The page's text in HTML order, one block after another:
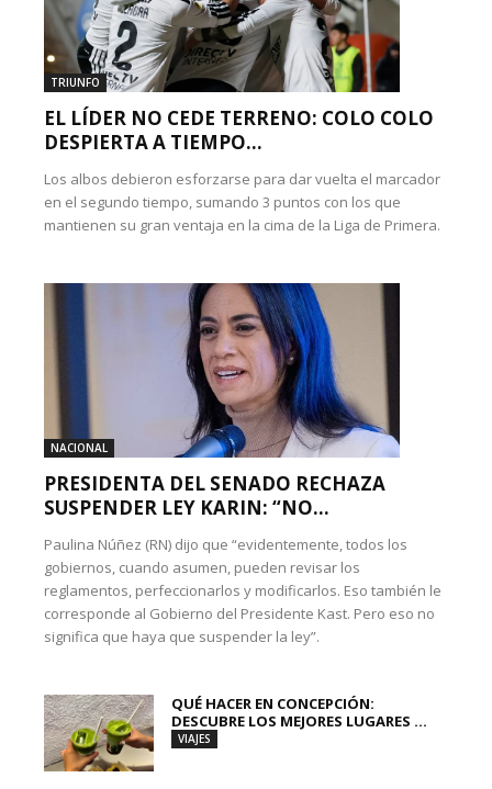
TRIUNFO
EL LÍDER NO CEDE TERRENO: COLO COLO
DESPIERTA A TIEMPO...
Los albos debieron esforzarse para dar vuelta el marcador
en el segundo tiempo, sumando 3 puntos con los que
mantienen su gran ventaja en la cima de la Liga de Primera.
NACIONAL
PRESIDENTA DEL SENADO RECHAZA
SUSPENDER LEY KARIN: “NO...
Paulina Núñez (RN) dijo que “evidentemente, todos los
gobiernos, cuando asumen, pueden revisar los
reglamentos, perfeccionarlos y modificarlos. Eso también le
corresponde al Gobierno del Presidente Kast. Pero eso no
significa que haya que suspender la ley”.
QUÉ HACER EN CONCEPCIÓN:
DESCUBRE LOS MEJORES LUGARES ...
VIAJES